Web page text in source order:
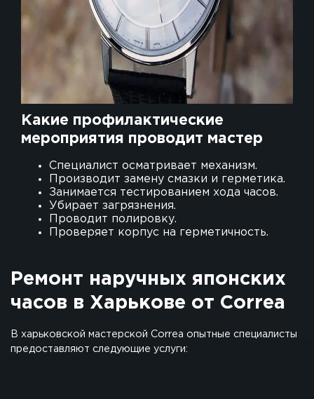
Какие профилактические
мероприятия проводит мастер
Специалист осматривает механизм.
Производит замену смазки и герметика.
Занимается тестированием хода часов.
Убирает загрязнения.
Проводит полировку.
Проверяет корпус на герметичность.
Ремонт наручных японских
часов в Харькове от Correa
В харьковской мастерской Correa опытные специалисты
предоставляют следующие услуги: